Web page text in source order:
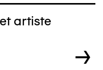
artiste
→